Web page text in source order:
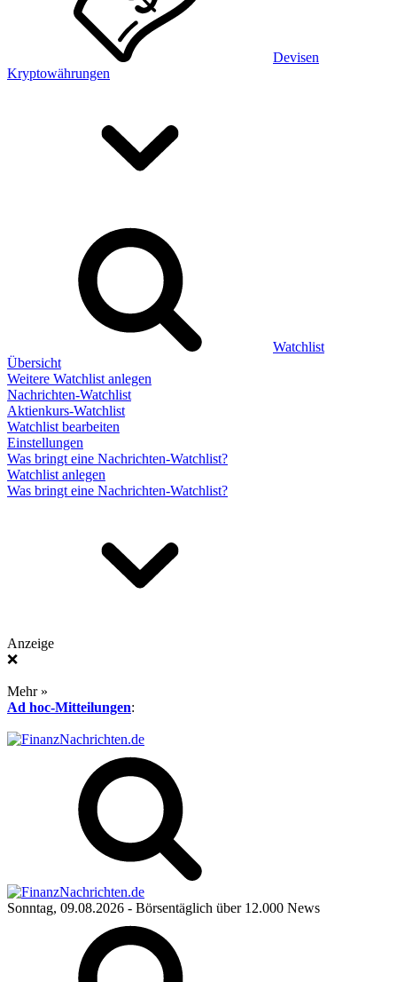
Devisen
Kryptowährungen
Watchlist
Übersicht
Weitere Watchlist anlegen
Nachrichten-Watchlist
Aktienkurs-Watchlist
Watchlist bearbeiten
Einstellungen
Was bringt eine Nachrichten-Watchlist?
Watchlist anlegen
Was bringt eine Nachrichten-Watchlist?
Anzeige
❌
Mehr »
Ad hoc-Mitteilungen:
Sonntag, 09.08.2026 - Börsentäglich über 12.000 News